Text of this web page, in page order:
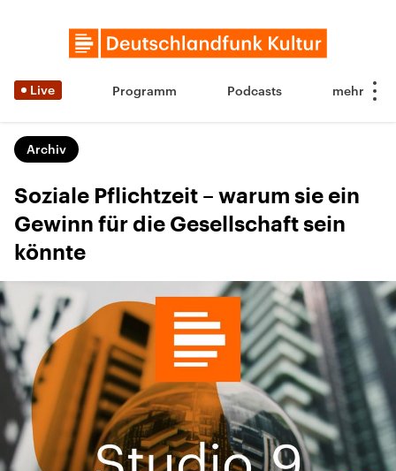
Live Programm Podcasts
Archiv
Soziale Pflichtzeit – warum sie ein
Gewinn für die Gesellschaft sein
könnte